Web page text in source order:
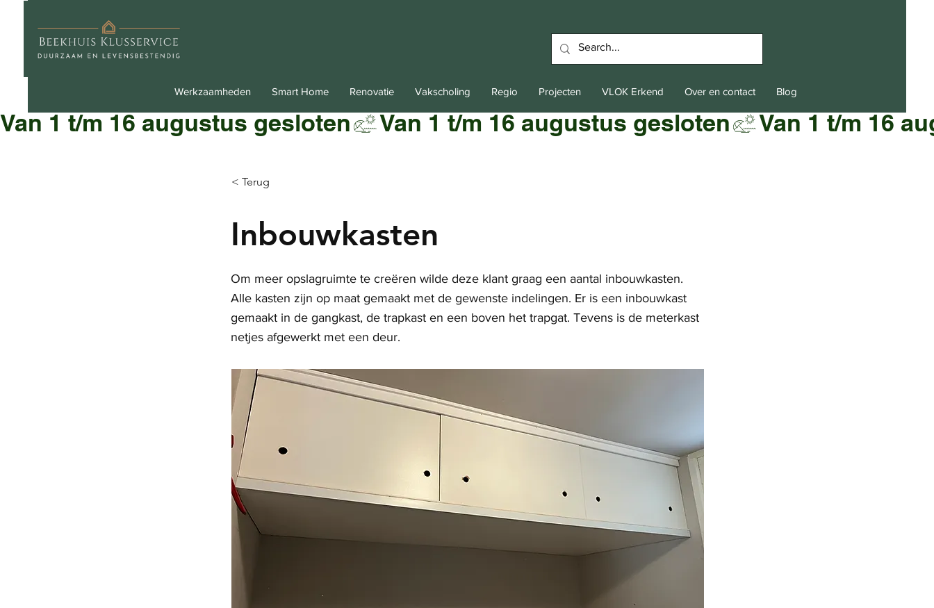
Werkzaamheden Smart Home Renovatie Vakscholing Regio Projecten VLOK Erkend Over en contact Blog
Van 1 t/m 16 augustus gesloten
< Terug
Inbouwkasten
Om meer opslagruimte te creëren wilde deze klant graag een aantal inbouwkasten.
Alle kasten zijn op maat gemaakt met de gewenste indelingen. Er is een inbouwkast
gemaakt in de gangkast, de trapkast en een boven het trapgat. Tevens is de meterkast
netjes afgewerkt met een deur.